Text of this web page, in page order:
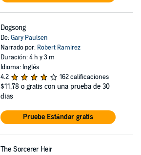
Dogsong
De:Gary Paulsen
Narrado por: Robert Ramirez
Duración: 4 h y 3 m
Idioma: Inglés
4.2
162 calificaciones
$11.78 o gratis con una prueba de 30
días
Pruebe Estándar gratis
The Sorcerer Heir